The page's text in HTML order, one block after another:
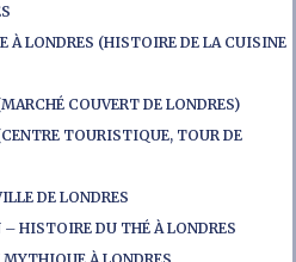
À LONDRES (HISTOIRE DE LA CUISINE
COUVERT DE LONDRES)
TOURISTIQUE, TOUR DE
DE LONDRES
HISTOIRE DU THÉ À LONDRES